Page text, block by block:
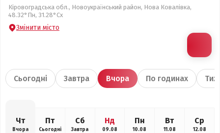
Кіровоградська обл., Новоукраїнський район, Нова Ковалівка,
48.32°Пн, 31.28°Сх
Змінити місто
Сьогодні Завтра Вчора По годинах
Чт
Вчора
Пт
Сьогодні
Сб
Завтра
Нд
09.08
Пн
10.08
Вт
11.08
Ср
12.08